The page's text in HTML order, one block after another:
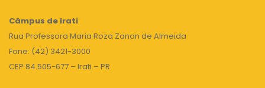
Câmpus de Irati
Rua Professora Maria Roza Zanon de Almeida
Fone: (42) 3421-3000
CEP 84.505-677 – Irati – PR